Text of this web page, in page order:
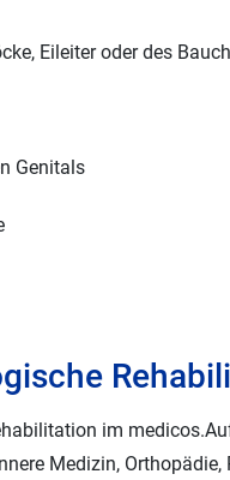
Eileiter oder des
Genitals
im
Medizin,